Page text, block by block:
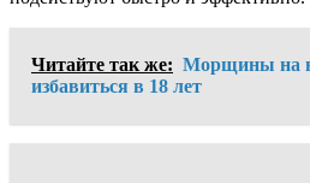
Читайте так же: Морщины на
избавиться в 18 лет